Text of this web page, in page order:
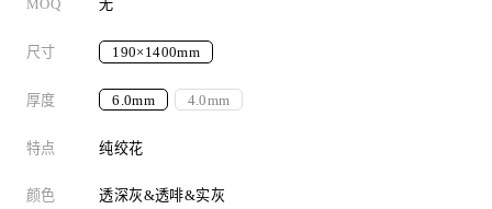
MOQ 无
尺寸 190×1400mm
厚度 6.0mm 4.0mm
特点 纯绞花
颜色 透深灰&透啡&实灰